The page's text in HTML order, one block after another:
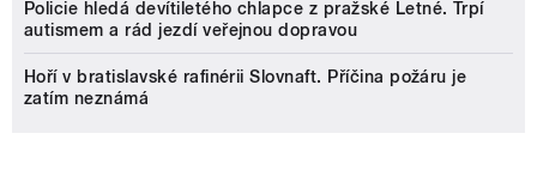
Policie hledá devítiletého chlapce z pražské Letné. Trpí
autismem a rád jezdí veřejnou dopravou
Hoří v bratislavské rafinérii Slovnaft. Příčina požáru je
zatím neznámá